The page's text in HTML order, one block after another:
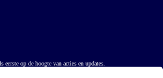
op de hoogte van acties en updates.